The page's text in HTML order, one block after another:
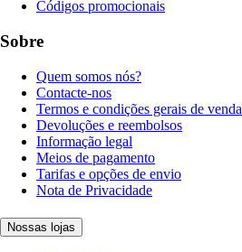
Códigos promocionais
Sobre
Quem somos nós?
Contacte-nos
Termos e condições gerais de venda
Devoluções e reembolsos
Informação legal
Meios de pagamento
Tarifas e opções de envio
Nota de Privacidade
Nossas lojas